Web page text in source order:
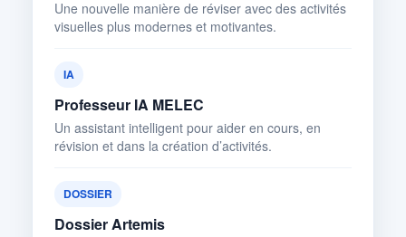
Une nouvelle manière de réviser avec des activités
visuelles plus modernes et motivantes.
IA
Professeur IA MELEC
Un assistant intelligent pour aider en cours, en
révision et dans la création d’activités.
DOSSIER
Dossier Artemis